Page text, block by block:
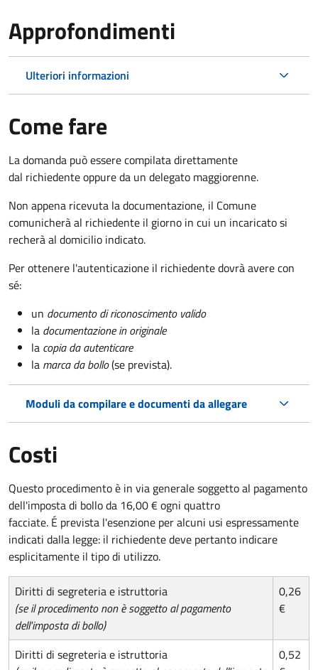
Approfondimenti
Ulteriori informazioni
Come fare
La domanda può essere compilata direttamente
dal richiedente oppure da un delegato maggiorenne.
Non appena ricevuta la documentazione, il Comune
comunicherà al richiedente il giorno in cui un incaricato si
recherà al domicilio indicato.
Per ottenere l'autenticazione il richiedente dovrà avere con
sé:
un documento di riconoscimento valido
la documentazione in originale
la copia da autenticare
la marca da bollo(se prevista).
Moduli da compilare e documenti da allegare
Costi
Questo procedimento è in via generale soggetto al pagamento
dell'imposta di bollo da 16,00 € ogni quattro
facciate. É prevista l'esenzione per alcuni usi espressamente
indicati dalla legge: il richiedente deve pertanto indicare
esplicitamente il tipo di utilizzo.
Diritti di segreteria e istruttoria
(se il procedimento non è soggetto al pagamento
dell'imposta di bollo)
0,26
€
Diritti di segreteria e istruttoria
0,52